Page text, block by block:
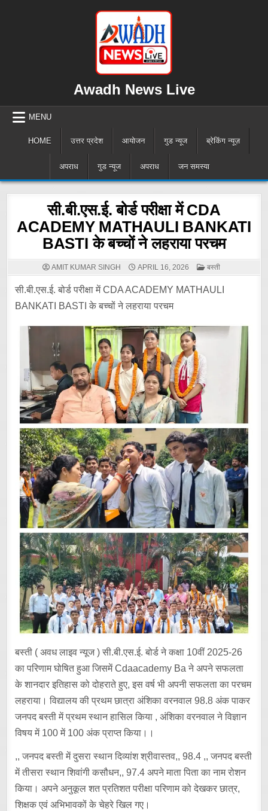
Awadh News Live
MENU
HOME उत्तर प्रदेश आयोजन गुड न्यूज ब्रेकिंग न्यूज़
अपराध गुड न्यूज अपराध जन समस्या
सी.बी.एस.ई. बोर्ड परीक्षा में CDA
ACADEMY MATHAULI BANKATI
BASTI के बच्चों ने लहराया परचम
AMIT KUMAR SINGH APRIL 16, 2026
POSTED
IN
बस्ती
सी.बी.एस.ई. बोर्ड परीक्षा में CDA ACADEMY MATHAULI
BANKATI BASTI के बच्चों ने लहराया परचम
बस्ती ( अवध लाइव न्यूज ) सी.बी.एस.ई. बोर्ड ने कक्षा 10वीं 2025-26
का परिणाम घोषित हुआ जिसमें Cdaacademy Ba ने अपने सफलता
के शानदार इतिहास को दोहराते हुए, इस वर्ष भी अपनी सफलता का परचम
लहराया। विद्यालय की प्रथम छात्रा अंशिका वरनवाल 98.8 अंक पाकर
जनपद बस्ती में प्रथम स्थान हासिल किया , अंशिका वरनवाल ने विज्ञान
विषय में 100 में 100 अंक प्राप्त किया।।
,, जनपद बस्ती में दुसरा स्थान दिव्यांश श्रीवास्तव,, 98.4 ,, जनपद बस्ती
में तीसरा स्थान शिवांगी कसौधन,, 97.4 अपने माता पिता का नाम रोशन
किया। अपने अनुकूल शत प्रतिशत परीक्षा परिणाम को देखकर छात्र,
शिक्षक एवं अभिभावकों के चेहरे खिल गए।